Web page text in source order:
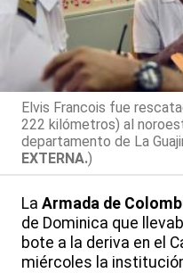
Elvis Francois fue
222 kilómetros) al
departamento de La
EXTERNA.)
La Armada de
de Dominica que
bote a la deriva en el
miércoles la